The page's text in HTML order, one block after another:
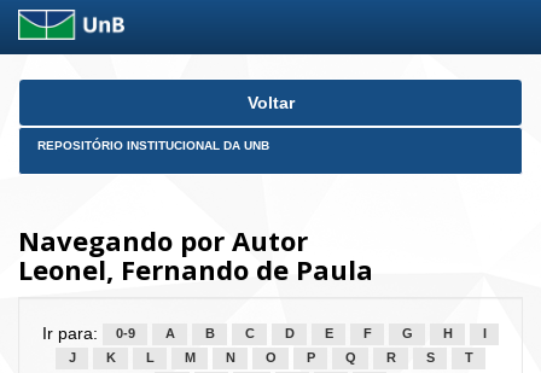
Skip
Voltar
REPOSITÓRIO INSTITUCIONAL DA UNB
Navegando por Autor
Leonel, Fernando de Paula
Ir para: 0-9 A B C D E F G H
J
K L M N O P Q R S
T